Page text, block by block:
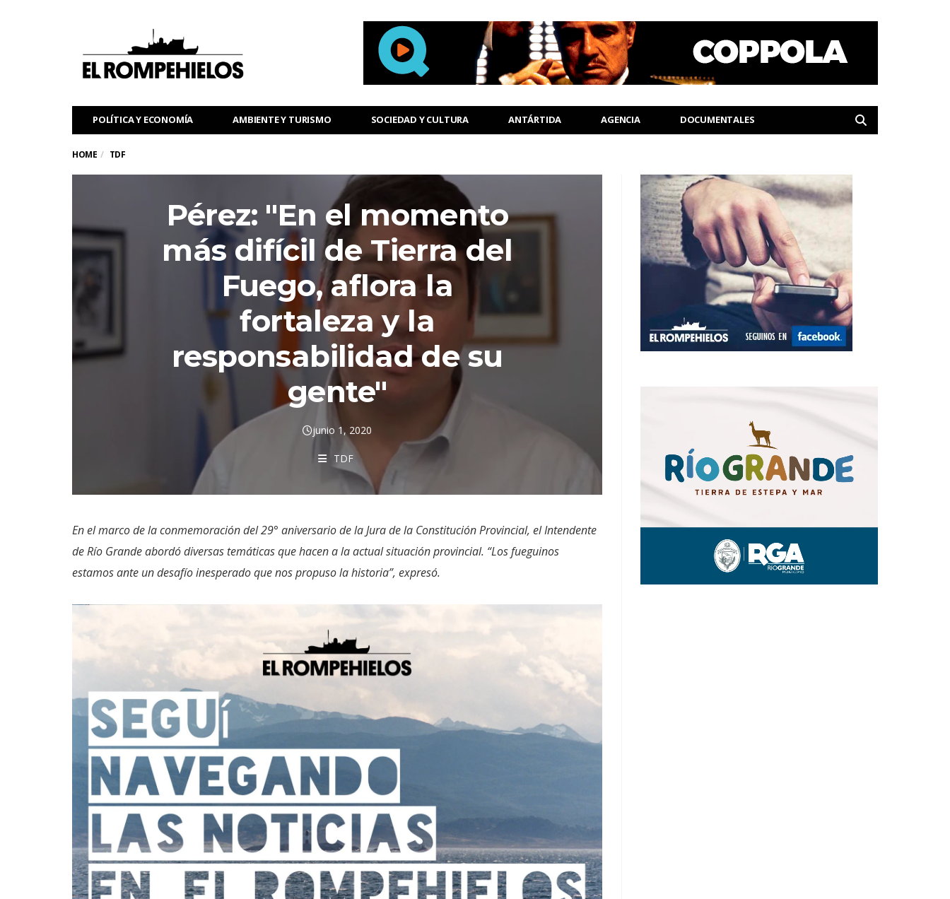
POLÍTICA Y ECONOMÍA AMBIENTE Y TURISMO SOCIEDAD Y CULTURA ANTÁRTIDA AGENCIA DOCUMENTALES
HOME TDF
Pérez: "En el momento
más difícil de Tierra del
Fuego, aflora la
fortaleza y la
responsabilidad de su
gente"
junio 1, 2020
TDF
En el marco de la conmemoración del 29° aniversario de la Jura de la Constitución Provincial, el Intendente
de Río Grande abordó diversas temáticas que hacen a la actual situación provincial. “Los fueguinos
estamos ante un desafío inesperado que nos propuso la historia”, expresó.